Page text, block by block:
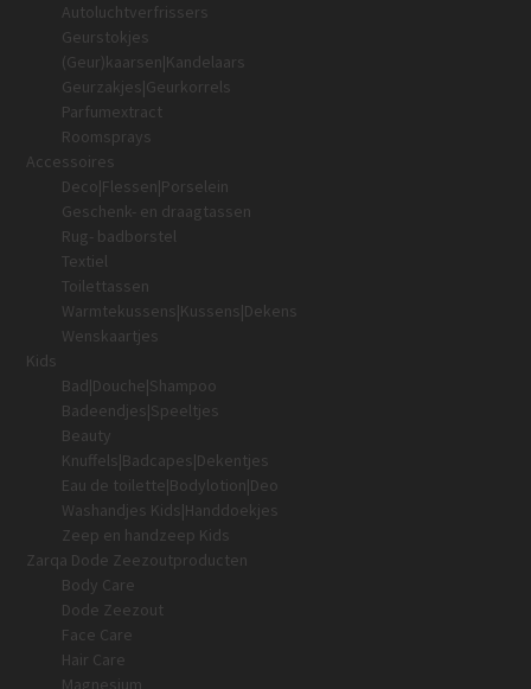
Autoluchtverfrissers
Geurstokjes
(Geur)kaarsen|Kandelaars
Geurzakjes|Geurkorrels
Parfumextract
Roomsprays
Accessoires
Deco|Flessen|Porselein
Geschenk- en draagtassen
Rug- badborstel
Textiel
Toilettassen
Warmtekussens|Kussens|Dekens
Wenskaartjes
Kids
Bad|Douche|Shampoo
Badeendjes|Speeltjes
Beauty
Knuffels|Badcapes|Dekentjes
Eau de toilette|Bodylotion|Deo
Washandjes Kids|Handdoekjes
Zeep en handzeep Kids
Zarqa Dode Zeezoutproducten
Body Care
Dode Zeezout
Face Care
Hair Care
Magnesium